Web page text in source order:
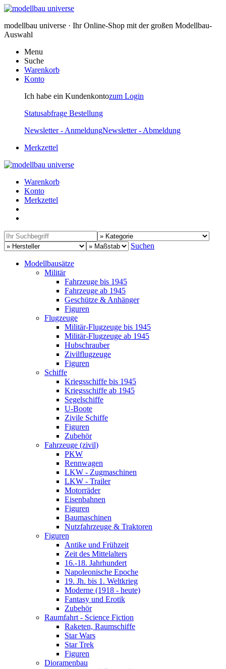
modellbau universe · Ihr Online-Shop mit der großen Modellbau-
Auswahl
Menu
Suche
Warenkorb
Konto
Ich habe ein Kundenkontozum Login
Statusabfrage Bestellung
Newsletter - AnmeldungNewsletter - Abmeldung
Merkzettel
Warenkorb
Konto
Merkzettel
Suchen
Modellbausätze
Militär
Fahrzeuge bis 1945
Fahrzeuge ab 1945
Geschütze & Anhänger
Figuren
Flugzeuge
Militär-Flugzeuge bis 1945
Militär-Flugzeuge ab 1945
Hubschrauber
Zivilflugzeuge
Figuren
Schiffe
Kriegsschiffe bis 1945
Kriegsschiffe ab 1945
Segelschiffe
U-Boote
Zivile Schiffe
Figuren
Zubehör
Fahrzeuge (zivil)
PKW
Rennwagen
LKW - Zugmaschinen
LKW - Trailer
Motorräder
Eisenbahnen
Figuren
Baumaschinen
Nutzfahrzeuge & Traktoren
Figuren
Antike und Frühzeit
Zeit des Mittelalters
16.-18. Jahrhundert
Napoleonische Epoche
19. Jh. bis 1. Weltkrieg
Moderne (1918 - heute)
Fantasy und Erotik
Zubehör
Raumfahrt - Science Fiction
Raketen, Raumschiffe
Star Wars
Star Trek
Figuren
Dioramenbau